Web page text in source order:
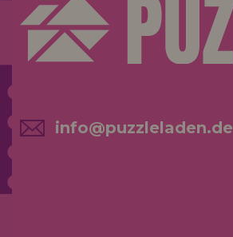
info@puzzleladen.de